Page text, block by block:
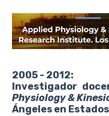
2005 - 2012:
Investigador
Physiology &
Ángeles en